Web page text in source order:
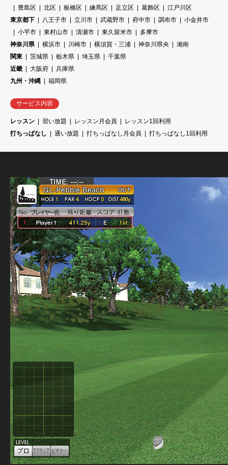
豊島区
北区 板橋区 練馬区 足立区 葛飾区
江戸川区
東京都下
八王子市 立川市 武蔵野市 府中市 調布市
小金井市
小平市
東村山市 清瀬市 東久留米市
多摩市
神奈川県
横浜市 川崎市 横須賀・三浦 神奈川県央
湘南
関東
茨城県 栃木県 埼玉県
千葉県
近畿
大阪府
兵庫県
九州・沖縄
福岡県
サービス内容
レッスン 習い放題 レッスン月会員
レッスン1回利用
打ちっぱなし
通い放題 打ちっぱなし月会員 打ちっぱなし1回利用